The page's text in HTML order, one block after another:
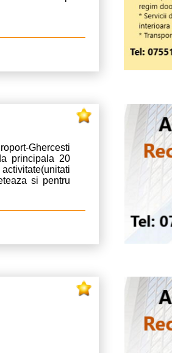
Ghercesti
principala 20
si pentru
mp , pentru